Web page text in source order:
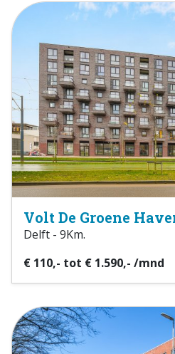
Volt De Groene
Delft - 9Km.
€ 110,- tot € 1.590,- /mnd